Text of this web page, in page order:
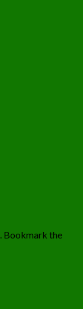
. Bookmark the